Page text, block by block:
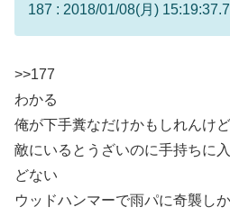
187 : 2018/01/08(月)
>>177
わかる
俺が下手糞なだけかもしれんけど
敵にいるとうざいのに手持ちに
どない
ウッドハンマーで雨パに奇襲し